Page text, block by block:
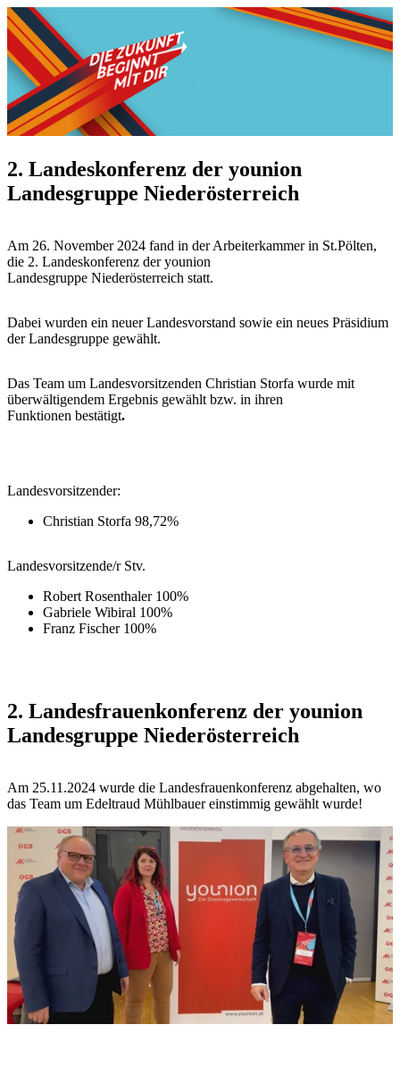
2. Landeskonferenz der younion
Landesgruppe Niederösterreich
Am 26. November 2024 fand in der Arbeiterkammer in St.Pölten,
die 2. Landeskonferenz der younion
Landesgruppe Niederösterreich statt.
Dabei wurden ein neuer Landesvorstand sowie ein neues Präsidium
der Landesgruppe gewählt.
Das Team um Landesvorsitzenden Christian Storfa wurde mit
überwältigendem Ergebnis gewählt bzw. in ihren
Funktionen bestätigt.
Landesvorsitzender:
Christian Storfa 98,72%
Landesvorsitzende/r Stv.
Robert Rosenthaler 100%
Gabriele Wibiral 100%
Franz Fischer 100%
2. Landesfrauenkonferenz der younion
Landesgruppe Niederösterreich
Am 25.11.2024 wurde die Landesfrauenkonferenz abgehalten, wo
das Team um Edeltraud Mühlbauer einstimmig gewählt wurde!